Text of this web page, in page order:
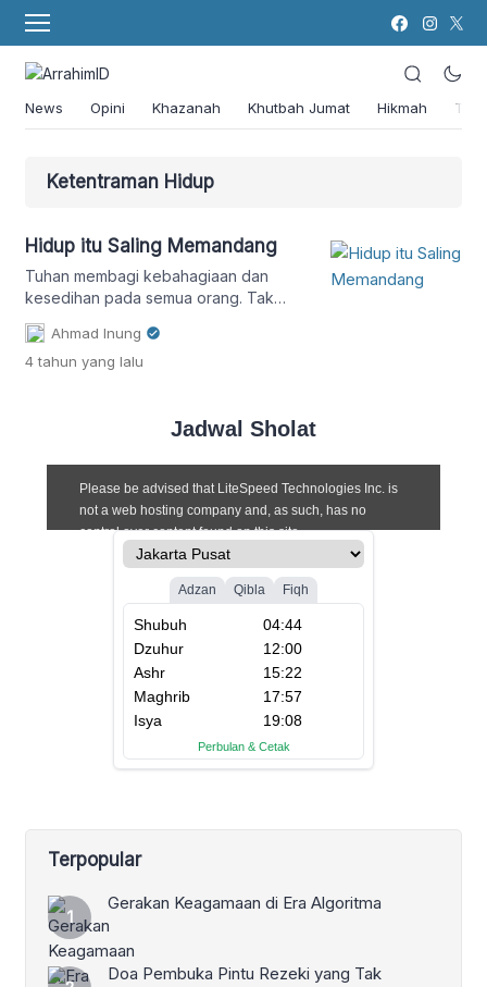
News Opini Khazanah Khutbah Jumat Hikmah
Ketentraman Hidup
Hidup itu Saling Memandang
Tuhan membagi kebahagiaan dan
kesedihan pada semua orang. Tak
peduli dia gelandangan atau pejabat
atau konglomerat.
Ahmad Inung
4 tahun yang lalu
Jadwal Sholat
Terpopular
Gerakan Keagamaan di Era Algoritma
Doa Pembuka Pintu Rezeki yang Tak